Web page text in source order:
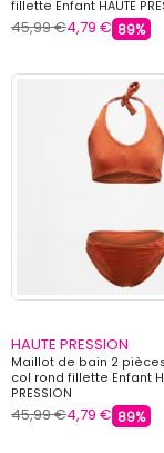
fillette Enfant HAUTE
45,99 €4,79 € 89%
HAUTE PRESSION
Maillot de bain 2
col rond fillette Enfant
PRESSION
45,99 €4,79 € 89%